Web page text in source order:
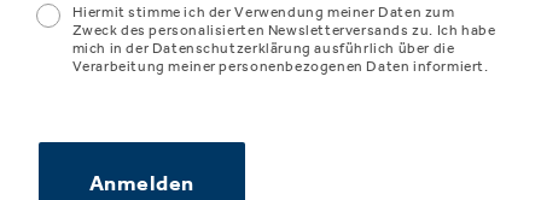
Hiermit stimme ich der Verwendung meiner Daten zum
Zweck des personalisierten Newsletterversands zu. Ich habe
mich in der Datenschutzerklärung ausführlich über die
Verarbeitung meiner personenbezogenen Daten informiert.
Anmelden